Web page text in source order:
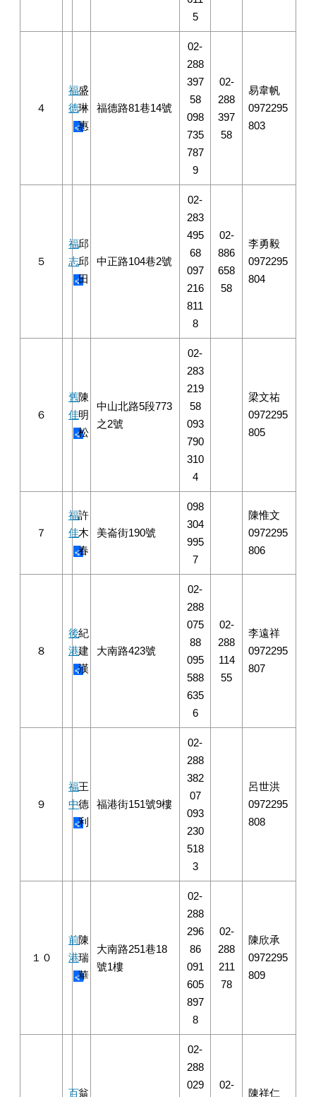
5
４
福
德
盛
琳
惠
福德路81巷14號
02-
288
397
58
098
735
787
9
02-
288
397
58
易韋帆
0972295
803
５
福
志
邱
邱
田
中正路104巷2號
02-
283
495
68
097
216
811
8
02-
886
658
58
李勇毅
0972295
804
６
舊
佳
陳
明
松
中山北路5段773
之2號
02-
283
219
58
093
790
310
4
梁文祐
0972295
805
７
福
佳
許
木
春
美崙街190號
098
304
995
7
陳惟文
0972295
806
８
後
港
紀
建
漢
大南路423號
02-
288
075
88
095
588
635
6
02-
288
114
55
李遠祥
0972295
807
９
福
中
王
德
利
福港街151號9樓
02-
288
382
07
093
230
518
3
呂世洪
0972295
808
１０
前
港
陳
瑞
華
大南路251巷18
號1樓
02-
288
296
86
091
605
897
8
02-
288
211
78
陳欣承
0972295
809
百翁
02-
288
029
02-
陳祥仁